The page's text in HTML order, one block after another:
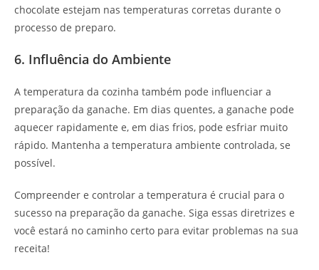
chocolate estejam nas temperaturas corretas durante o
processo de preparo.
6. Influência do Ambiente
A temperatura da cozinha também pode influenciar a
preparação da ganache. Em dias quentes, a ganache pode
aquecer rapidamente e, em dias frios, pode esfriar muito
rápido. Mantenha a temperatura ambiente controlada, se
possível.
Compreender e controlar a temperatura é crucial para o
sucesso na preparação da ganache. Siga essas diretrizes e
você estará no caminho certo para evitar problemas na sua
receita!